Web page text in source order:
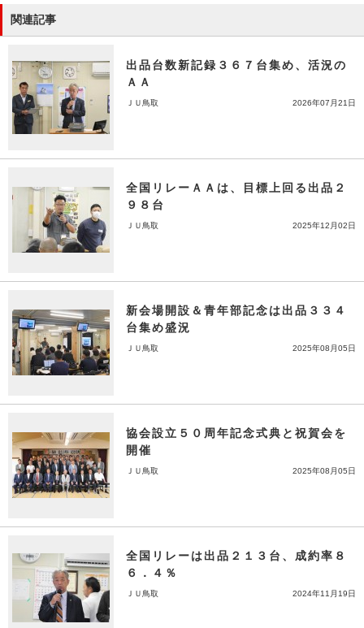
関連記事
出品台数新記録３６７台集め、活況の
ＡＡ
ＪＵ鳥取 2026年07月21日
全国リレーＡＡは、目標上回る出品２
９８台
ＪＵ鳥取 2025年12月02日
新会場開設＆青年部記念は出品３３４
台集め盛況
ＪＵ鳥取 2025年08月05日
協会設立５０周年記念式典と祝賀会を
開催
ＪＵ鳥取 2025年08月05日
全国リレーは出品２１３台、成約率８
６．４％
ＪＵ鳥取 2024年11月19日